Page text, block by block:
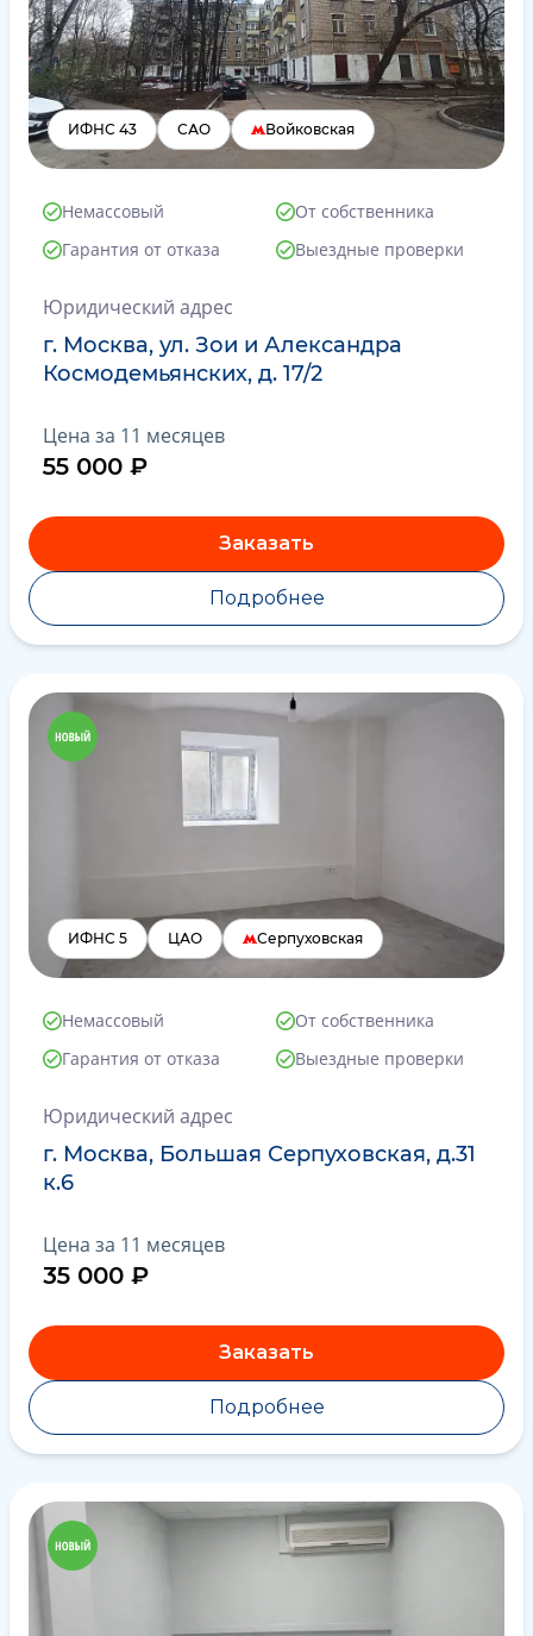
ИФНС 43 САО Войковская
Немассовый
От собственника
Гарантия от отказа
Выездные проверки
Юридический адрес
г. Москва, ул. Зои и Александра
Космодемьянских, д. 17/2
Цена за 11 месяцев
55 000 ₽
Заказать
Подробнее
ИФНС 5 ЦАО Серпуховская
Немассовый
От собственника
Гарантия от отказа
Выездные проверки
Юридический адрес
г. Москва, Большая Серпуховская, д.31
к.6
Цена за 11 месяцев
35 000 ₽
Заказать
Подробнее